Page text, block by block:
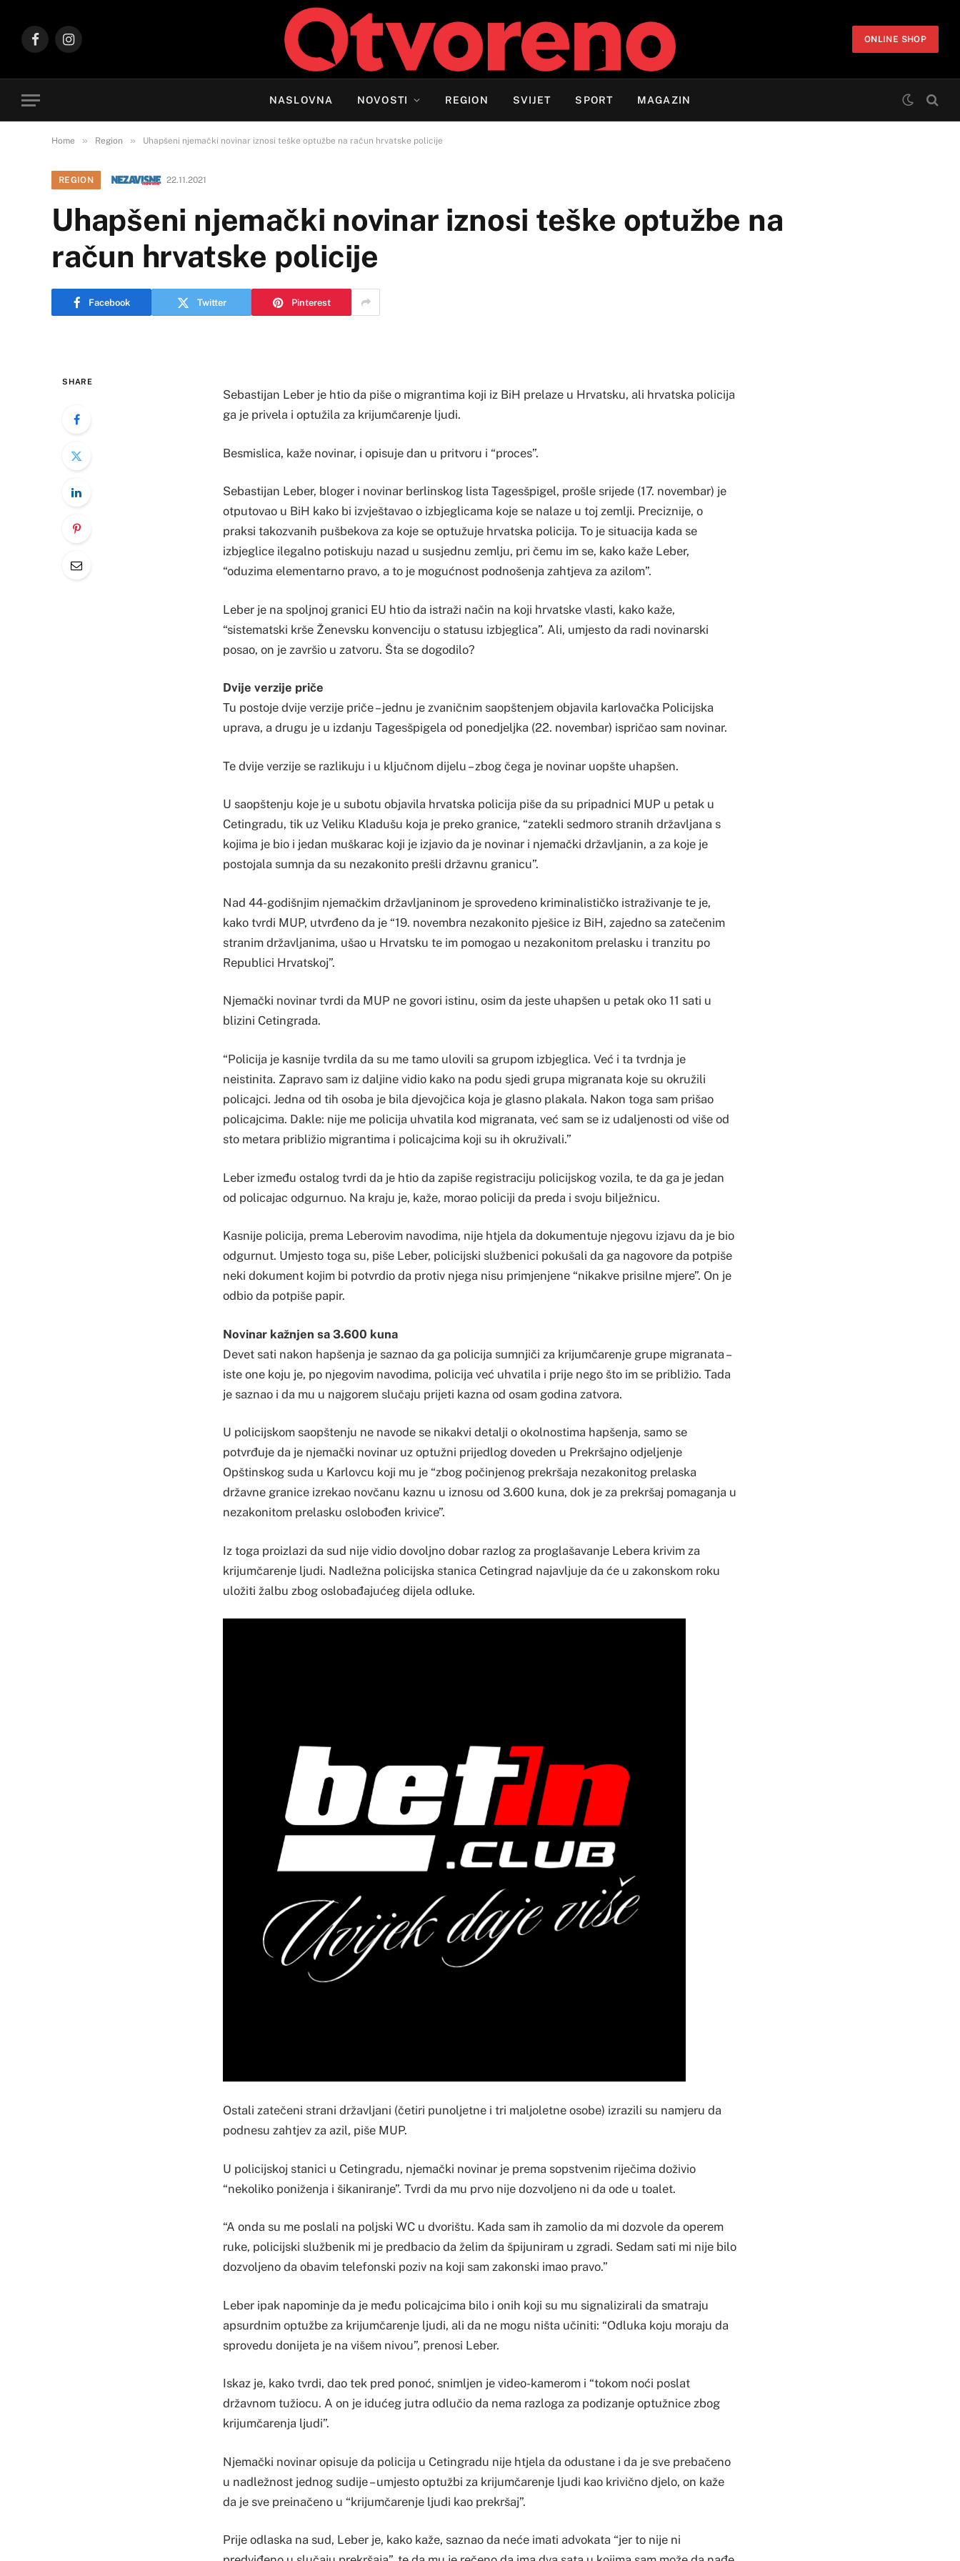
FacebookInstagram
ONLINE SHOP
NASLOVNA NOVOSTI REGION SVIJET SPORT MAGAZIN
Home » Region » Uhapšeni njemački novinar iznosi teške optužbe na račun hrvatske policije
REGION 22.11.2021
Uhapšeni njemački novinar iznosi teške optužbe na
račun hrvatske policije
Facebook Twitter Pinterest
SHARE
​Sebastijan Leber je htio da piše o migrantima koji iz BiH prelaze u Hrvatsku, ali hrvatska policija
ga je privela i optužila za krijumčarenje ljudi.
Besmislica, kaže novinar, i opisuje dan u pritvoru i “proces”.
Sebastijan Leber, bloger i novinar berlinskog lista Tagesšpigel, prošle srijede (17. novembar) je
otputovao u BiH kako bi izvještavao o izbjeglicama koje se nalaze u toj zemlji. Preciznije, o
praksi takozvanih pušbekova za koje se optužuje hrvatska policija. To je situacija kada se
izbjeglice ilegalno potiskuju nazad u susjednu zemlju, pri čemu im se, kako kaže Leber,
“oduzima elementarno pravo, a to je mogućnost podnošenja zahtjeva za azilom”.
Leber je na spoljnoj granici EU htio da istraži način na koji hrvatske vlasti, kako kaže,
“sistematski krše Ženevsku konvenciju o statusu izbjeglica”. Ali, umjesto da radi novinarski
posao, on je završio u zatvoru. Šta se dogodilo?
Dvije verzije priče
Tu postoje dvije verzije priče – jednu je zvaničnim saopštenjem objavila karlovačka Policijska
uprava, a drugu je u izdanju Tagesšpigela od ponedjeljka (22. novembar) ispričao sam novinar.
Te dvije verzije se razlikuju i u ključnom dijelu – zbog čega je novinar uopšte uhapšen.
U saopštenju koje je u subotu objavila hrvatska policija piše da su pripadnici MUP u petak u
Cetingradu, tik uz Veliku Kladušu koja je preko granice, “zatekli sedmoro stranih državljana s
kojima je bio i jedan muškarac koji je izjavio da je novinar i njemački državljanin, a za koje je
postojala sumnja da su nezakonito prešli državnu granicu”.
Nad 44-godišnjim njemačkim državljaninom je sprovedeno kriminalističko istraživanje te je,
kako tvrdi MUP, utvrđeno da je “19. novembra nezakonito pješice iz BiH, zajedno sa zatečenim
stranim državljanima, ušao u Hrvatsku te im pomogao u nezakonitom prelasku i tranzitu po
Republici Hrvatskoj”.
Njemački novinar tvrdi da MUP ne govori istinu, osim da jeste uhapšen u petak oko 11 sati u
blizini Cetingrada.
“Policija je kasnije tvrdila da su me tamo ulovili sa grupom izbjeglica. Već i ta tvrdnja je
neistinita. Zapravo sam iz daljine vidio kako na podu sjedi grupa migranata koje su okružili
policajci. Jedna od tih osoba je bila djevojčica koja je glasno plakala. Nakon toga sam prišao
policajcima. Dakle: nije me policija uhvatila kod migranata, već sam se iz udaljenosti od više od
sto metara približio migrantima i policajcima koji su ih okruživali.”
Leber između ostalog tvrdi da je htio da zapiše registraciju policijskog vozila, te da ga je jedan
od policajac odgurnuo. Na kraju je, kaže, morao policiji da preda i svoju bilježnicu.
Kasnije policija, prema Leberovim navodima, nije htjela da dokumentuje njegovu izjavu da je bio
odgurnut. Umjesto toga su, piše Leber, policijski službenici pokušali da ga nagovore da potpiše
neki dokument kojim bi potvrdio da protiv njega nisu primjenjene “nikakve prisilne mjere”. On je
odbio da potpiše papir.
Novinar kažnjen sa 3.600 kuna
Devet sati nakon hapšenja je saznao da ga policija sumnjiči za krijumčarenje grupe migranata –
iste one koju je, po njegovim navodima, policija već uhvatila i prije nego što im se približio. Tada
je saznao i da mu u najgorem slučaju prijeti kazna od osam godina zatvora.
U policijskom saopštenju ne navode se nikakvi detalji o okolnostima hapšenja, samo se
potvrđuje da je njemački novinar uz optužni prijedlog doveden u Prekršajno odjeljenje
Opštinskog suda u Karlovcu koji mu je “zbog počinjenog prekršaja nezakonitog prelaska
državne granice izrekao novčanu kaznu u iznosu od 3.600 kuna, dok je za prekršaj pomaganja u
nezakonitom prelasku oslobođen krivice”.
Iz toga proizlazi da sud nije vidio dovoljno dobar razlog za proglašavanje Lebera krivim za
krijumčarenje ljudi. Nadležna policijska stanica Cetingrad najavljuje da će u zakonskom roku
uložiti žalbu zbog oslobađajućeg dijela odluke.
Ostali zatečeni strani državljani (četiri punoljetne i tri maljoletne osobe) izrazili su namjeru da
podnesu zahtjev za azil, piše MUP.
U policijskoj stanici u Cetingradu, njemački novinar je prema sopstvenim riječima doživio
“nekoliko poniženja i šikaniranje”. Tvrdi da mu prvo nije dozvoljeno ni da ode u toalet.
“A onda su me poslali na poljski WC u dvorištu. Kada sam ih zamolio da mi dozvole da operem
ruke, policijski službenik mi je predbacio da želim da špijuniram u zgradi. Sedam sati mi nije bilo
dozvoljeno da obavim telefonski poziv na koji sam zakonski imao pravo.”
Leber ipak napominje da je među policajcima bilo i onih koji su mu signalizirali da smatraju
apsurdnim optužbe za krijumčarenje ljudi, ali da ne mogu ništa učiniti: “Odluka koju moraju da
sprovedu donijeta je na višem nivou”, prenosi Leber.
Iskaz je, kako tvrdi, dao tek pred ponoć, snimljen je video-kamerom i “tokom noći poslat
državnom tužiocu. A on je idućeg jutra odlučio da nema razloga za podizanje optužnice zbog
krijumčarenja ljudi”.
Njemački novinar opisuje da policija u Cetingradu nije htjela da odustane i da je sve prebačeno
u nadležnost jednog sudije – umjesto optužbi za krijumčarenje ljudi kao krivično djelo, on kaže
da je sve preinačeno u “krijumčarenje ljudi kao prekršaj”.
Prije odlaska na sud, Leber je, kako kaže, saznao da neće imati advokata “jer to nije ni